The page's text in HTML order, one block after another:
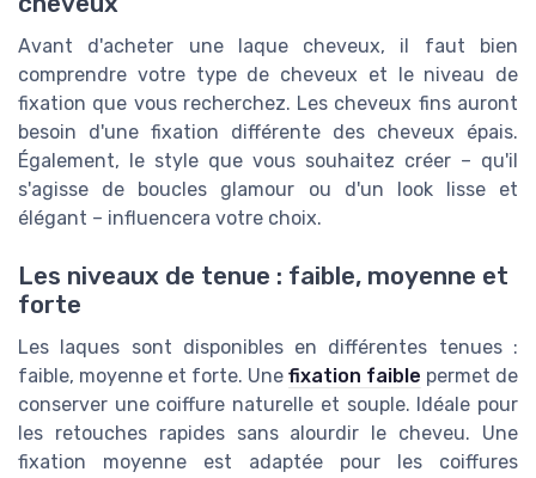
Avant d'acheter une laque cheveux, il faut bien
comprendre votre type de cheveux et le niveau de
fixation que vous recherchez. Les cheveux fins auront
besoin d'une fixation différente des cheveux épais.
Également, le style que vous souhaitez créer – qu'il
s'agisse de boucles glamour ou d'un look lisse et
élégant – influencera votre choix.
Les niveaux de tenue : faible, moyenne et
forte
Les laques sont disponibles en différentes tenues :
faible, moyenne et forte. Une fixation faible permet de
conserver une coiffure naturelle et souple. Idéale pour
les retouches rapides sans alourdir le cheveu. Une
fixation moyenne est adaptée pour les coiffures